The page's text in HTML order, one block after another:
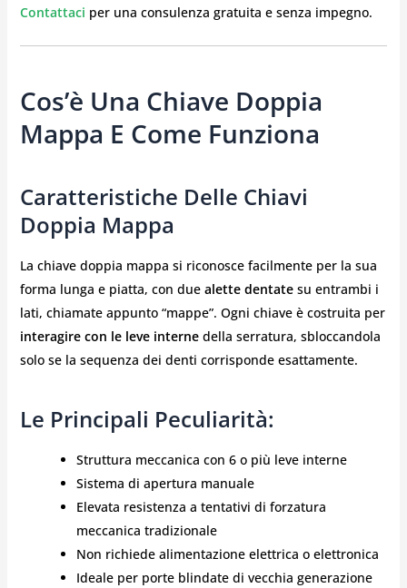
Contattaci per una consulenza gratuita e senza impegno.
Cos’è Una Chiave Doppia
Mappa E Come Funziona
Caratteristiche Delle Chiavi
Doppia Mappa
La chiave doppia mappa si riconosce facilmente per la sua
forma lunga e piatta, con due alette dentatesu entrambi i
lati, chiamate appunto “mappe”. Ogni chiave è costruita per
interagire con le leve internedella serratura, sbloccandola
solo se la sequenza dei denti corrisponde esattamente.
Le Principali Peculiarità:
Struttura meccanica con 6 o più leve interne
Sistema di apertura manuale
Elevata resistenza a tentativi di forzatura
meccanica tradizionale
Non richiede alimentazione elettrica o elettronica
Ideale per porte blindate di vecchia generazione